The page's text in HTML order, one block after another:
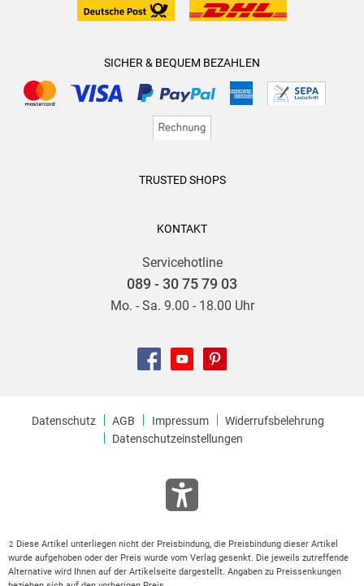
SICHER & BEQUEM BEZAHLEN
TRUSTED SHOPS
KONTAKT
Servicehotline
089 - 30 75 79 03
Mo. - Sa. 9.00 - 18.00 Uhr
Datenschutz AGB Impressum
Widerrufsbelehrung
Datenschutzeinstellungen
2
Diese Artikel unterliegen nicht der Preisbindung, die Preisbindung dieser Artikel
wurde aufgehoben oder der Preis wurde vom Verlag gesenkt. Die jeweils zutreffende
Alternative wird Ihnen auf der Artikelseite dargestellt. Angaben zu Preissenkungen